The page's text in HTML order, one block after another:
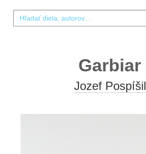
Garbiar
Jozef Pospíšil